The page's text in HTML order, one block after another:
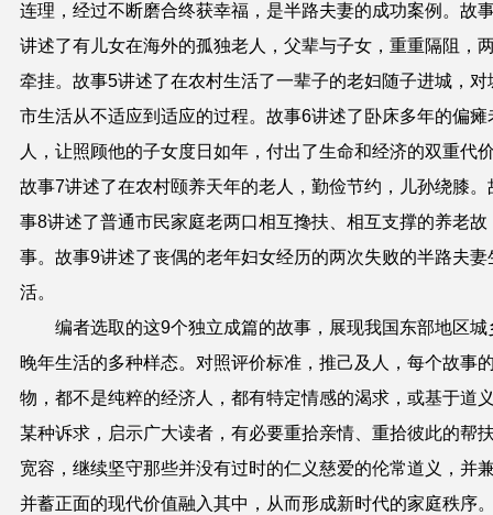
连理，经过不断磨合终获幸福，是半路夫妻的成功案例。故
讲述了有儿女在海外的孤独老人，父辈与子女，重重隔阻，
牵挂。故事5讲述了在农村生活了一辈子的老妇随子进城，对
市生活从不适应到适应的过程。故事6讲述了卧床多年的偏瘫
人，让照顾他的子女度日如年，付出了生命和经济的双重代
故事7讲述了在农村颐养天年的老人，勤俭节约，儿孙绕膝。
事8讲述了普通市民家庭老两口相互搀扶、相互支撑的养老故
事。故事9讲述了丧偶的老年妇女经历的两次失败的半路夫妻
活。
编者选取的这9个独立成篇的故事，展现我国东部地区城
晚年生活的多种样态。对照评价标准，推己及人，每个故事
物，都不是纯粹的经济人，都有特定情感的渴求，或基于道
某种诉求，启示广大读者，有必要重拾亲情、重拾彼此的帮
宽容，继续坚守那些并没有过时的仁义慈爱的伦常道义，并
并蓄正面的现代价值融入其中，从而形成新时代的家庭秩序